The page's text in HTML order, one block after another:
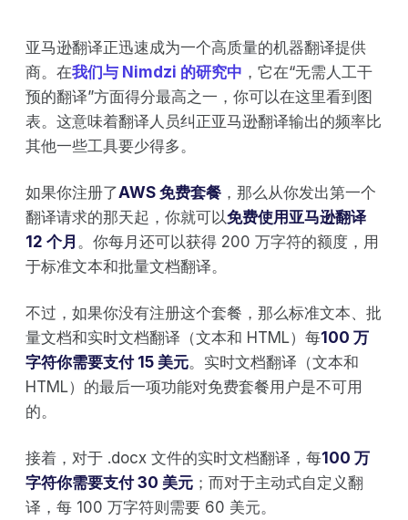
亚马逊翻译正迅速成为一个高质量的机器翻译提供
商。在我们与 Nimdzi 的研究中 ，它在“无需人工干
预的翻译”方面得分最高之一，你可以在这里看到图
表。这意味着翻译人员纠正亚马逊翻译输出的频率比
其他一些工具要少得多。
如果你注册了AWS 免费套餐 ，那么从你发出第一个
翻译请求的那天起，你就可以免费使用亚马逊翻译
12 个月 。你每月还可以获得 200 万字符的额度，用
于标准文本和批量文档翻译。
不过，如果你没有注册这个套餐，那么标准文本、批
量文档和实时文档翻译（文本和 HTML）每100 万
字符你需要支付 15 美元。实时文档翻译（文本和
HTML）的最后一项功能对免费套餐用户是不可用
的。
接着，对于 .docx 文件的实时文档翻译，每100 万
字符你需要支付 30 美元 ；而对于主动式自定义翻
译，每 100 万字符则需要 60 美元。